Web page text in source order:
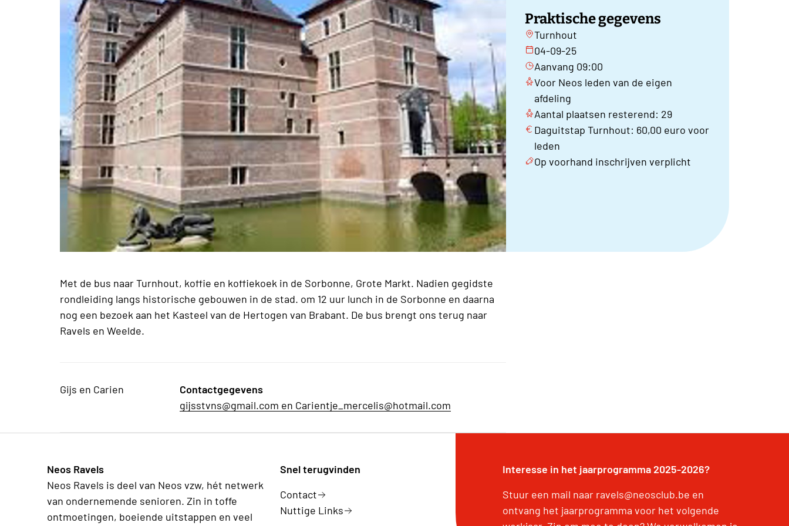
Praktische gegevens
Turnhout
04-09-25
Aanvang 09:00
Voor Neos leden van de eigen
afdeling
Aantal plaatsen resterend: 29
Daguitstap Turnhout: 60,00 euro voor
leden
Op voorhand inschrijven verplicht
Met de bus naar Turnhout, koffie en koffiekoek in de Sorbonne, Grote Markt. Nadien gegidste
rondleiding langs historische gebouwen in de stad. om 12 uur lunch in de Sorbonne en daarna
nog een bezoek aan het Kasteel van de Hertogen van Brabant. De bus brengt ons terug naar
Ravels en Weelde.
Gijs en Carien
Contactgegevens
gijsstvns@gmail.com en Carientje_mercelis@hotmail.com
Neos Ravels
Neos Ravels is deel van Neos vzw, hét netwerk
van ondernemende senioren. Zin in toffe
ontmoetingen, boeiende uitstappen en veel
Snel terugvinden
Contact
Nuttige Links
Interesse in het jaarprogramma 2025-2026?
Stuur een mail naar ravels@neosclub.be en
ontvang het jaarprogramma voor het volgende